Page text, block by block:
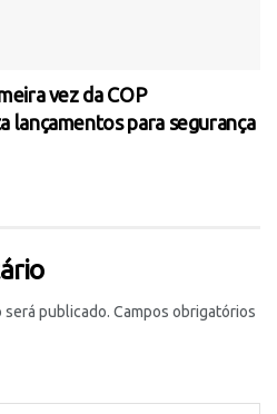
vez da COP
lançamentos para segurança
será publicado. Campos obrigatórios